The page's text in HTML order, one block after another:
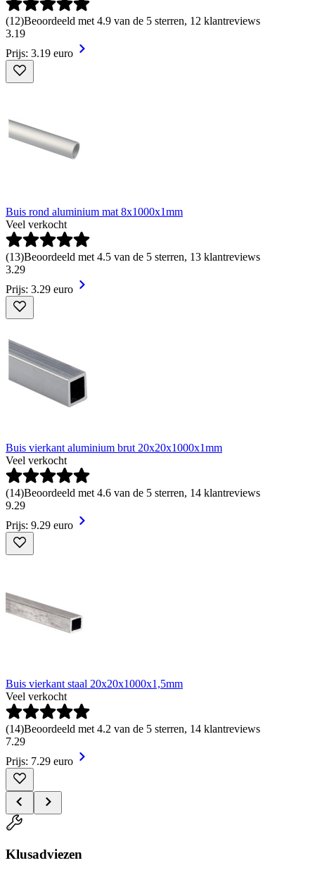
(12)Beoordeeld met 4.9 van de 5 sterren, 12 klantreviews
3.19
Prijs: 3.19 euro
Buis rond aluminium mat 8x1000x1mm
Veel verkocht
(13)Beoordeeld met 4.5 van de 5 sterren, 13 klantreviews
3.29
Prijs: 3.29 euro
Buis vierkant aluminium brut 20x20x1000x1mm
Veel verkocht
(14)Beoordeeld met 4.6 van de 5 sterren, 14 klantreviews
9.29
Prijs: 9.29 euro
Buis vierkant staal 20x20x1000x1,5mm
Veel verkocht
(14)Beoordeeld met 4.2 van de 5 sterren, 14 klantreviews
7.29
Prijs: 7.29 euro
Klusadviezen